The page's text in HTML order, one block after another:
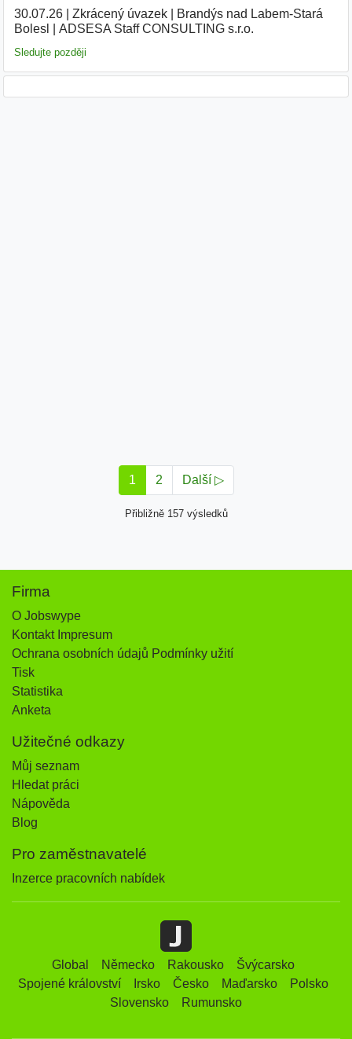
30.07.26| Zkrácený úvazek|
Brandýs nad Labem-Stará
Bolesl
ADSESA Staff CONSULTING s.r.o.
Sledujte později
1 2 Další ▷
Přibližně 157 výsledků
Firma
O Jobswype
Kontakt Impresum
Ochrana osobních údajů Podmínky užití
Tisk
Statistika
Anketa
Užitečné odkazy
Můj seznam
Hledat práci
Nápověda
Blog
Pro zaměstnavatelé
Inzerce pracovních nabídek
Global Německo Rakousko
Švýcarsko
Spojené království
Irsko Česko Maďarsko
Polsko
Slovensko
Rumunsko